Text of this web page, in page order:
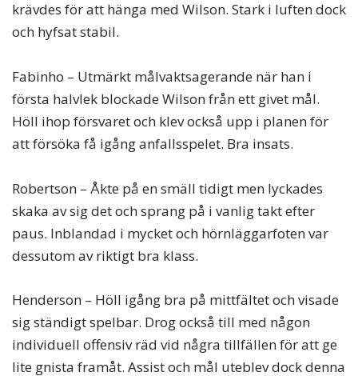
krävdes för att hänga med Wilson. Stark i luften dock
och hyfsat stabil.
Fabinho – Utmärkt målvaktsagerande när han i
första halvlek blockade Wilson från ett givet mål.
Höll ihop försvaret och klev också upp i planen för
att försöka få igång anfallsspelet. Bra insats.
Robertson – Åkte på en smäll tidigt men lyckades
skaka av sig det och sprang på i vanlig takt efter
paus. Inblandad i mycket och hörnläggarfoten var
dessutom av riktigt bra klass.
Henderson – Höll igång bra på mittfältet och visade
sig ständigt spelbar. Drog också till med någon
individuell offensiv räd vid några tillfällen för att ge
lite gnista framåt. Assist och mål uteblev dock denna